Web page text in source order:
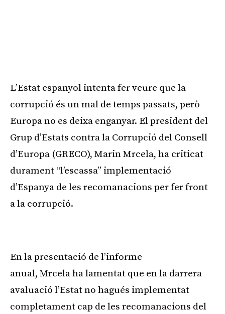
L’Estat espanyol intenta fer veure que la
corrupció és un mal de temps passats, però
Europa no es deixa enganyar. El president del
Grup d’Estats contra la Corrupció del Consell
d’Europa (GRECO), Marin Mrcela, ha criticat
durament “l’escassa” implementació
d’Espanya de les recomanacions per fer front
a la corrupció.
En la presentació de l’informe
anual, Mrcela ha lamentat que en la darrera
avaluació l’Estat no hagués implementat
completament cap de les recomanacions del